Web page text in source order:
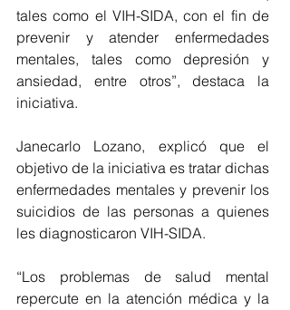
tales como el VIH-SIDA, con el fin de
prevenir y atender enfermedades
mentales, tales como depresión y
ansiedad, entre otros”, destaca la
iniciativa.
Janecarlo Lozano, explicó que el
objetivo de la iniciativa es tratar dichas
enfermedades mentales y prevenir los
suicidios de las personas a quienes
les diagnosticaron VIH-SIDA.
“Los problemas de salud mental
repercute en la atención médica y la